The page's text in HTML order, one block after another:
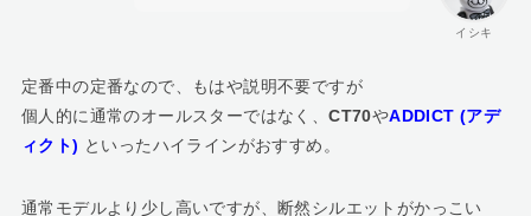
イシキ
定番中の定番なので、もはや説明不要ですが
個人的に通常のオールスターではなく、CT70やADDICT (アデ
ィクト) といったハイラインがおすすめ。
通常モデルより少し高いですが、断然シルエットがかっこい